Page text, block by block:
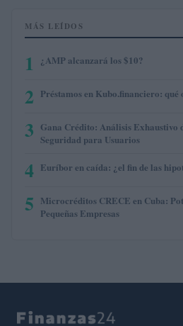
MÁS LEÍDOS
1 ¿AMP alcanzará los $10?
2 Préstamos en Kubo.financiero:
3 Gana Crédito: Análisis Exhaustivo
Seguridad para Usuarios
4 Euríbor en caída: ¿el fin de las
5 Microcréditos CRECE en Cuba:
Pequeñas Empresas